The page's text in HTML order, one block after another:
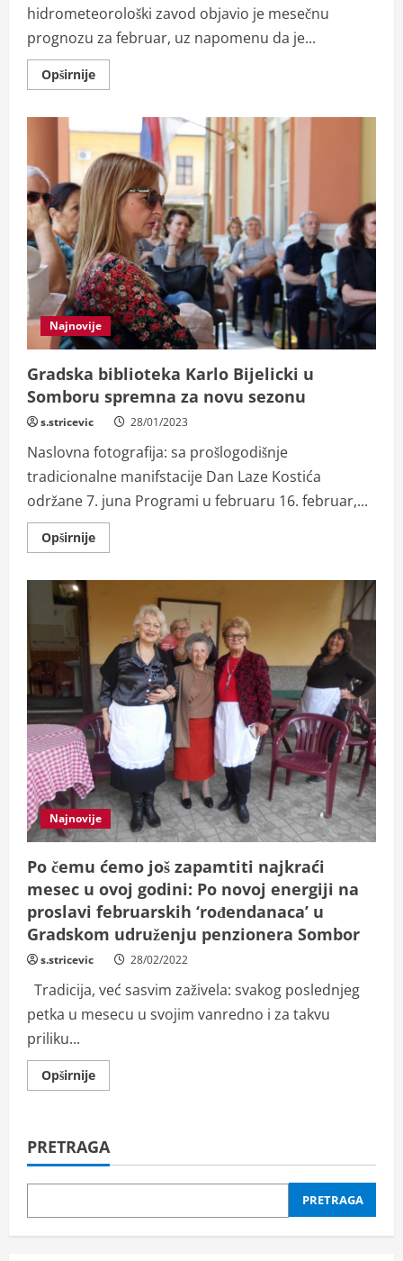
hidrometeorološki zavod objavio je mesečnu
prognozu za februar, uz napomenu da je...
OpširnijeRead
more
i
prosečno
vlažan
februar
Najnovije
Gradska biblioteka Karlo Bijelicki u
Somboru spremna za novu sezonu
s.stricevic 28/01/2023
Naslovna fotografija: sa prošlogodišnje
tradicionalne manifstacije Dan Laze Kostića
održane 7. juna Programi u februaru 16. februar,...
OpširnijeRead
more
Bijelicki
Somboru
spremna
za
novu
sezonu
Najnovije
Po čemu ćemo još zapamtiti najkraći
mesec u ovoj godini: Po novoj energiji na
proslavi februarskih ‘rođendanaca’ u
Gradskom udruženju penzionera Sombor
s.stricevic 28/02/2022
Tradicija, već sasvim zaživela: svakog poslednjeg
petka u mesecu u svojim vanredno i za takvu
priliku...
OpširnijeRead
more
ćemo
još
zapamtiti
mesec
ovoj
Po
PRETRAGA
PRETRAGA